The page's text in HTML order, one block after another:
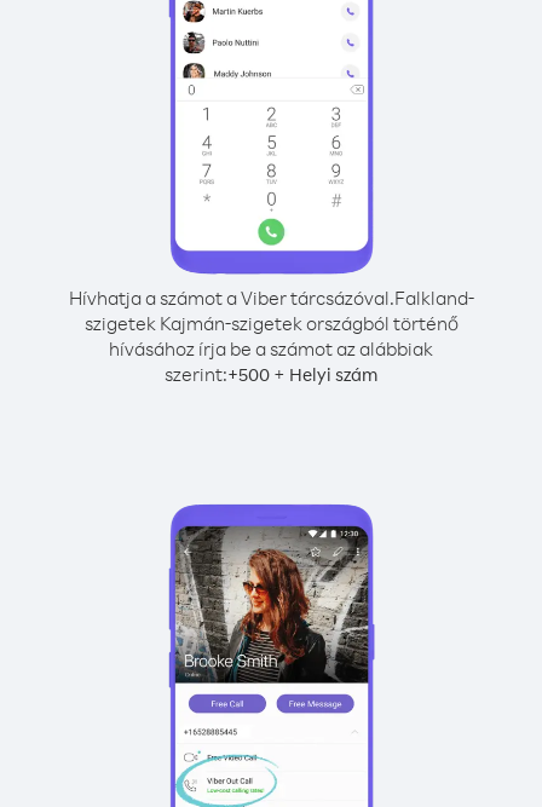
Hívhatja a számot a Viber tárcsázóval.Falkland-
szigetek Kajmán-szigetek országból történő
hívásához írja be a számot az alábbiak
szerint:+500 + Helyi szám